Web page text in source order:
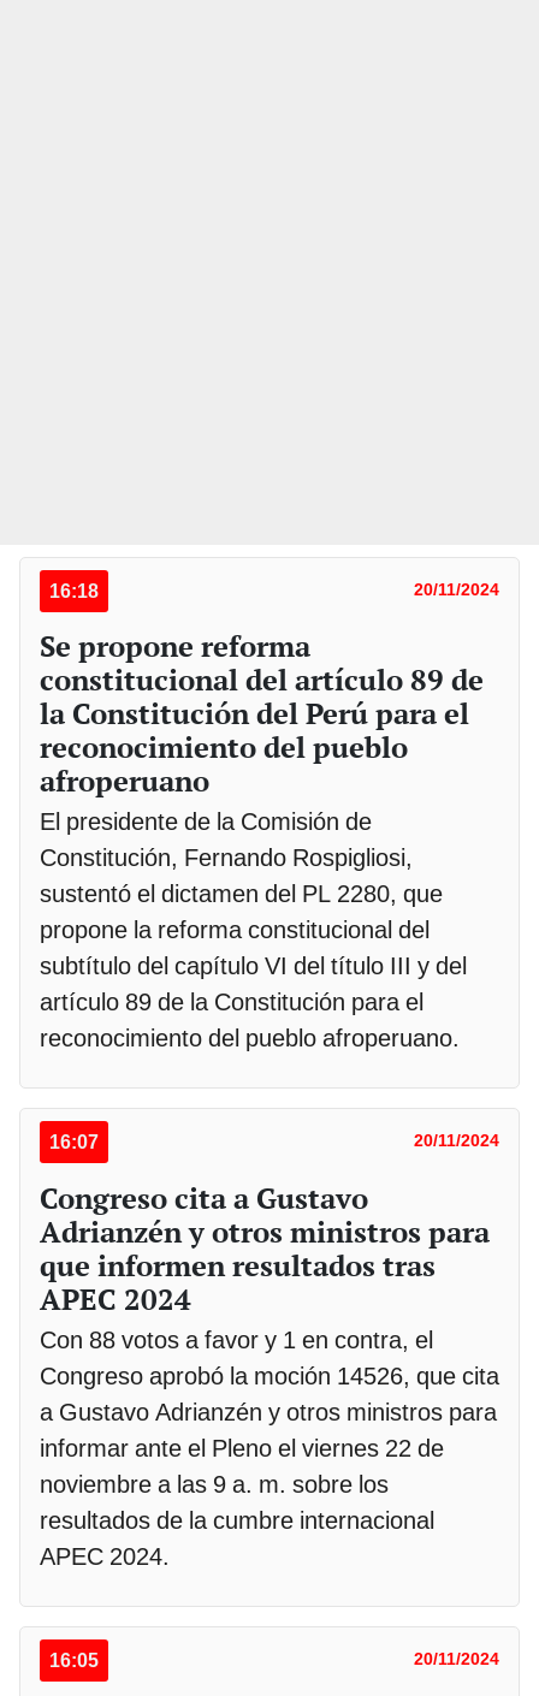
16:18 20/11/2024
Se propone reforma
constitucional del artículo 89 de
la Constitución del Perú para el
reconocimiento del pueblo
afroperuano
El presidente de la Comisión de
Constitución, Fernando Rospigliosi,
sustentó el dictamen del PL 2280, que
propone la reforma constitucional del
subtítulo del capítulo VI del título III y del
artículo 89 de la Constitución para el
reconocimiento del pueblo afroperuano.
16:07 20/11/2024
Congreso cita a Gustavo
Adrianzén y otros ministros para
que informen resultados tras
APEC 2024
Con 88 votos a favor y 1 en contra, el
Congreso aprobó la moción 14526, que cita
a Gustavo Adrianzén y otros ministros para
informar ante el Pleno el viernes 22 de
noviembre a las 9 a. m. sobre los
resultados de la cumbre internacional
APEC 2024.
16:05 20/11/2024